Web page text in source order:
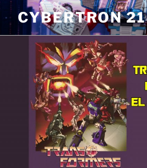
Skip
to
content
CYBERTRON 21